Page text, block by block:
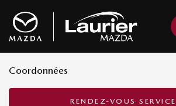
Coordonnées
3001, avenue Kepler, Québec G1X
RENDEZ-VOUS SERVICE